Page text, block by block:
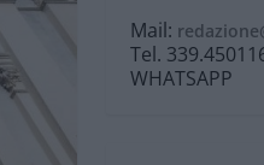
Mail:
Tel.
WHATSAPP